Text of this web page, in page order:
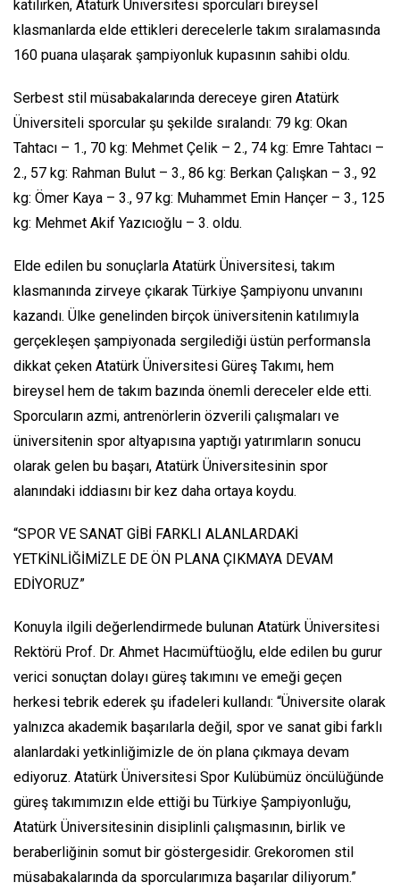
katılırken, Atatürk Üniversitesi sporcuları bireysel
klasmanlarda elde ettikleri derecelerle takım sıralamasında
160 puana ulaşarak şampiyonluk kupasının sahibi oldu.
Serbest stil müsabakalarında dereceye giren Atatürk
Üniversiteli sporcular şu şekilde sıralandı: 79 kg: Okan
Tahtacı – 1., 70 kg: Mehmet Çelik – 2., 74 kg: Emre Tahtacı –
2., 57 kg: Rahman Bulut – 3., 86 kg: Berkan Çalışkan – 3., 92
kg: Ömer Kaya – 3., 97 kg: Muhammet Emin Hançer – 3., 125
kg: Mehmet Akif Yazıcıoğlu – 3. oldu.
Elde edilen bu sonuçlarla Atatürk Üniversitesi, takım
klasmanında zirveye çıkarak Türkiye Şampiyonu unvanını
kazandı. Ülke genelinden birçok üniversitenin katılımıyla
gerçekleşen şampiyonada sergilediği üstün performansla
dikkat çeken Atatürk Üniversitesi Güreş Takımı, hem
bireysel hem de takım bazında önemli dereceler elde etti.
Sporcuların azmi, antrenörlerin özverili çalışmaları ve
üniversitenin spor altyapısına yaptığı yatırımların sonucu
olarak gelen bu başarı, Atatürk Üniversitesinin spor
alanındaki iddiasını bir kez daha ortaya koydu.
“SPOR VE SANAT GİBİ FARKLI ALANLARDAKİ
YETKİNLİĞİMİZLE DE ÖN PLANA ÇIKMAYA DEVAM
EDİYORUZ”
Konuyla ilgili değerlendirmede bulunan Atatürk Üniversitesi
Rektörü Prof. Dr. Ahmet Hacımüftüoğlu, elde edilen bu gurur
verici sonuçtan dolayı güreş takımını ve emeği geçen
herkesi tebrik ederek şu ifadeleri kullandı: “Üniversite olarak
yalnızca akademik başarılarla değil, spor ve sanat gibi farklı
alanlardaki yetkinliğimizle de ön plana çıkmaya devam
ediyoruz. Atatürk Üniversitesi Spor Kulübümüz öncülüğünde
güreş takımımızın elde ettiği bu Türkiye Şampiyonluğu,
Atatürk Üniversitesinin disiplinli çalışmasının, birlik ve
beraberliğinin somut bir göstergesidir. Grekoromen stil
müsabakalarında da sporcularımıza başarılar diliyorum.”